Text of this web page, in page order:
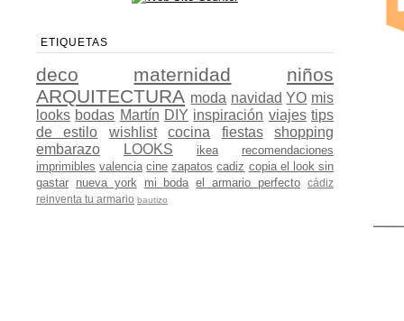
ETIQUETAS
deco maternidad
niños
ARQUITECTURA moda navidad YO mis
looks bodas Martín DIY inspiración viajes tips
de estilo
wishlist cocina fiestas
shopping
embarazo
LOOKS ikea
recomendaciones
imprimibles valencia cine zapatos cadiz copia el look sin
gastar nueva york mi boda el armario perfecto
cádiz
reinventa tu armario bautizo